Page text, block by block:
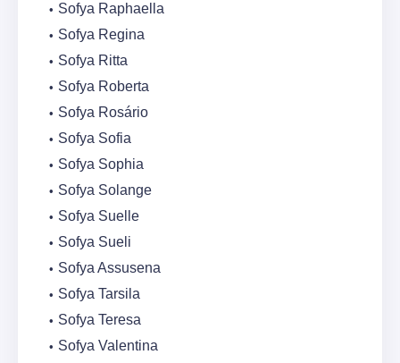
Sofya Raphaella
Sofya Regina
Sofya Ritta
Sofya Roberta
Sofya Rosário
Sofya Sofia
Sofya Sophia
Sofya Solange
Sofya Suelle
Sofya Sueli
Sofya Assusena
Sofya Tarsila
Sofya Teresa
Sofya Valentina